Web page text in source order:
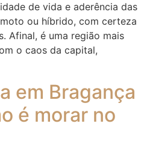
de vida e aderência das
ou híbrido, com certeza
Afinal, é uma região mais
o caos da capital,
em Bragança
é morar no